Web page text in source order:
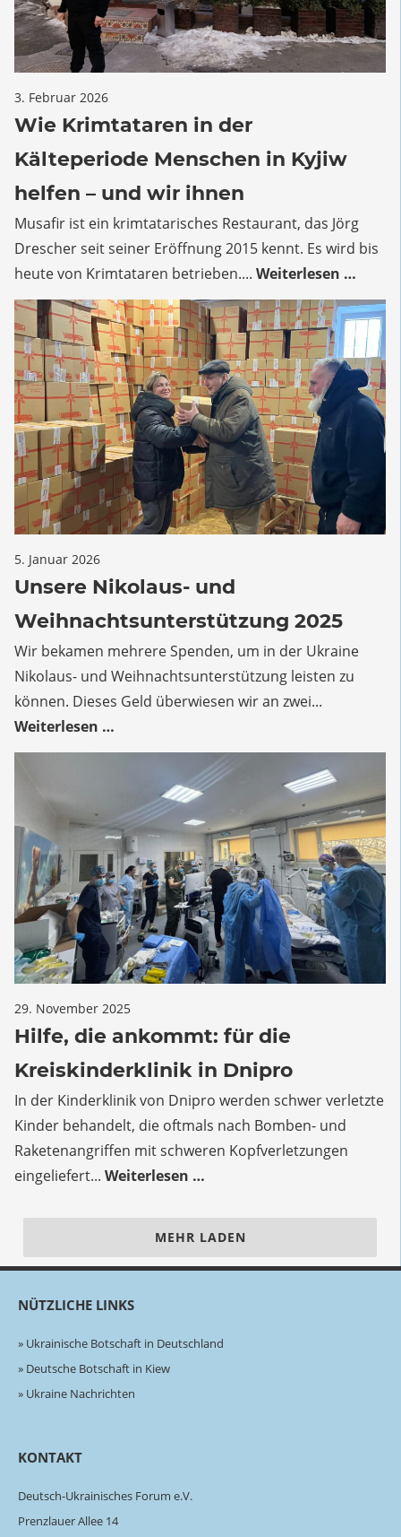
3. Februar 2026
in
Menschen
in
Kyjiw
–
und
wir
ihnen
Wie Krimtataren in der
Kälteperiode Menschen in Kyjiw
helfen – und wir ihnen
Musafir ist ein krimtatarisches Restaurant, das Jörg
Drescher seit seiner Eröffnung 2015 kennt. Es wird bis
heute von Krimtataren betrieben.... Weiterlesen …
5. Januar 2026
und
Weihnachtsunterstützung
Unsere Nikolaus- und
Weihnachtsunterstützung 2025
Wir bekamen mehrere Spenden, um in der Ukraine
Nikolaus- und Weihnachtsunterstützung leisten zu
können. Dieses Geld überwiesen wir an zwei...
Weiterlesen …
29. November 2025
Hilfe,
ankommt:
für
die
in
Hilfe, die ankommt: für die
Kreiskinderklinik in Dnipro
In der Kinderklinik von Dnipro werden schwer verletzte
Kinder behandelt, die oftmals nach Bomben- und
Raketenangriffen mit schweren Kopfverletzungen
eingeliefert... Weiterlesen …
MEHR LADEN
NÜTZLICHE LINKS
Ukrainische Botschaft in Deutschland
Deutsche Botschaft in Kiew
Ukraine Nachrichten
KONTAKT
Deutsch-Ukrainisches Forum e.V.
Prenzlauer Allee 14